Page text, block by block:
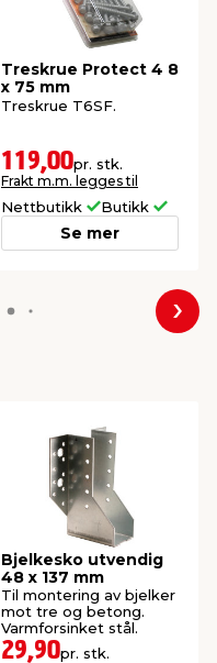
Treskrue Protect 4 8
x 75 mm
Treskrue T6SF.
119,00pr. stk.
Frakt m.m. legges til
Nettbutikk Butikk
Se mer
Bjelkesko utvendig
48 x 137 mm
Til montering av bjelker
mot tre og betong.
Varmforsinket stål.
29,90pr. stk.